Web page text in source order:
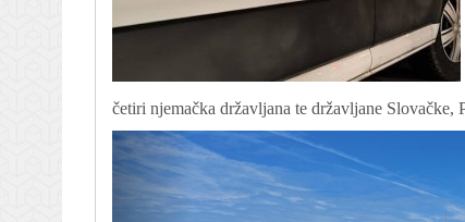
četiri njemačka državljana te državljane